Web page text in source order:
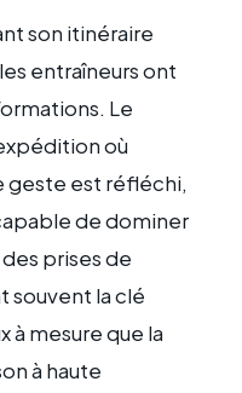
son itinéraire
entraîneurs ont
Le
où
geste est réfléchi,
de dominer
prises de
souvent la clé
à mesure que la
à haute